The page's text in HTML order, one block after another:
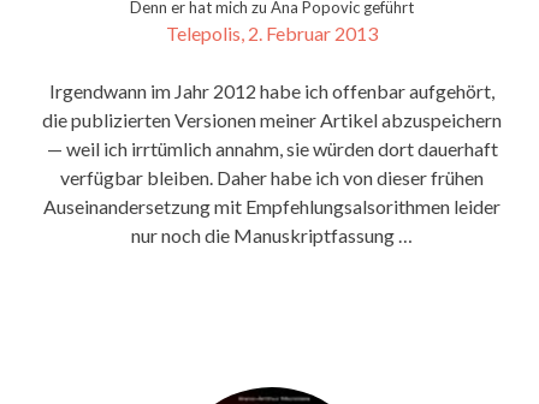
Denn er hat mich zu Ana Popovic geführt
Telepolis, 2. Februar 2013
Irgendwann im Jahr 2012 habe ich offenbar aufgehört,
die publizierten Versionen meiner Artikel abzuspeichern
— weil ich irrtümlich annahm, sie würden dort dauerhaft
verfügbar bleiben. Daher habe ich von dieser frühen
Auseinandersetzung mit Empfehlungsalsorithmen leider
nur noch die Manuskriptfassung …